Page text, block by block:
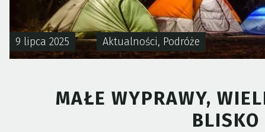
9 lipca 2025 Aktualności, Podróże
MAŁE WYPRAWY,
BLISKO